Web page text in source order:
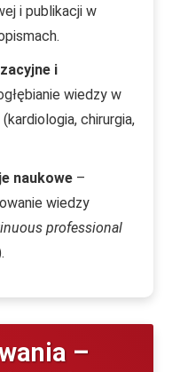
i publikacji w
i
wiedzy w
chirurgia,
naukowe –
wiedzy
professional
–